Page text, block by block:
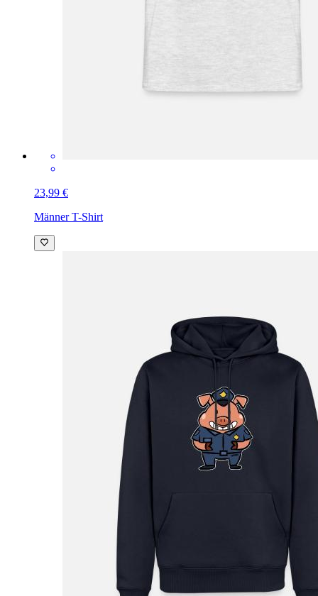
23,99 €
Männer T-Shirt